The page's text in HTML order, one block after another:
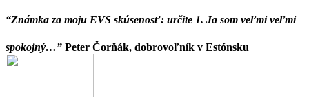
“Známka za moju EVS skúsenosť: určite 1. Ja som veľmi veľmi
spokojný…” Peter Čorňák, dobrovoľník v Estónsku